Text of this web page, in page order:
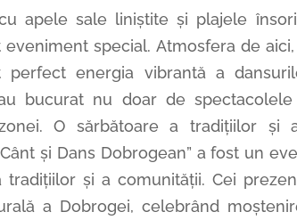
apele sale liniștite și plajele
eveniment special. Atmosfera de
perfect energia vibrantă a
bucurat nu doar de
O sărbătoare a tradițiilor și
și Dans Dobrogean” a fost un
tradițiilor și a comunității. Cei
a Dobrogei, celebrând